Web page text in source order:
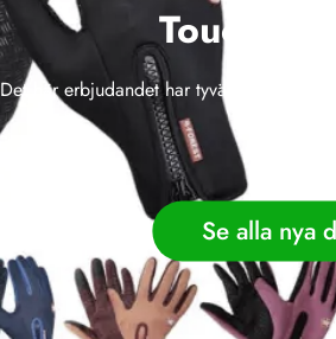
Touch-
Det här erbjudandet har tyvärr gått ut,
Se alla nya